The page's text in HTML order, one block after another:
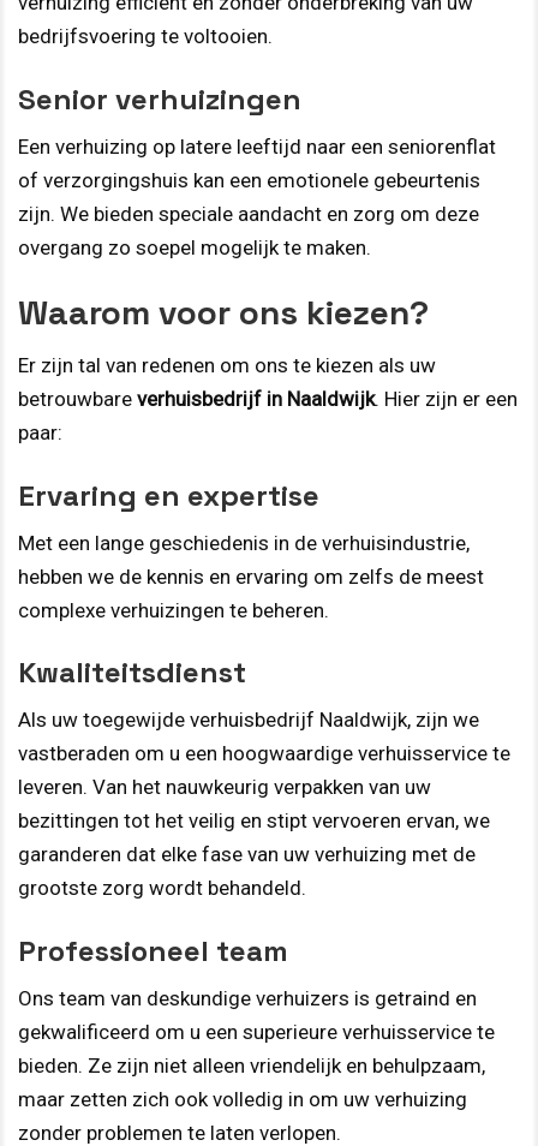
bedrijfsvoering te voltooien.
Senior verhuizingen
Een verhuizing op latere leeftijd naar een seniorenflat
of verzorgingshuis kan een emotionele gebeurtenis
zijn. We bieden speciale aandacht en zorg om deze
overgang zo soepel mogelijk te maken.
Waarom voor ons kiezen?
Er zijn tal van redenen om ons te kiezen als uw
betrouwbare verhuisbedrijf in Naaldwijk. Hier zijn er een
paar:
Ervaring en expertise
Met een lange geschiedenis in de verhuisindustrie,
hebben we de kennis en ervaring om zelfs de meest
complexe verhuizingen te beheren.
Kwaliteitsdienst
Als uw toegewijde verhuisbedrijf Naaldwijk, zijn we
vastberaden om u een hoogwaardige verhuisservice te
leveren. Van het nauwkeurig verpakken van uw
bezittingen tot het veilig en stipt vervoeren ervan, we
garanderen dat elke fase van uw verhuizing met de
grootste zorg wordt behandeld.
Professioneel team
Ons team van deskundige verhuizers is getraind en
gekwalificeerd om u een superieure verhuisservice te
bieden. Ze zijn niet alleen vriendelijk en behulpzaam,
maar zetten zich ook volledig in om uw verhuizing
zonder problemen te laten verlopen.